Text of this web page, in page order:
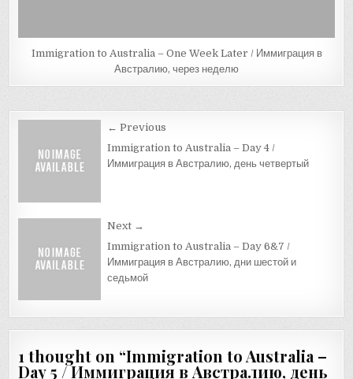
Immigration to Australia – One Week Later / Иммиграция в
Австралию, через неделю
Post
navigation
← Previous
Immigration to Australia – Day 4 /
Иммиграция в Австралию, день четвертый
Next →
Immigration to Australia – Day 6&7 /
Иммиграция в Австралию, дни шестой и
седьмой
1 thought on “Immigration to Australia –
Day 5 / Иммиграция в Австралию, день